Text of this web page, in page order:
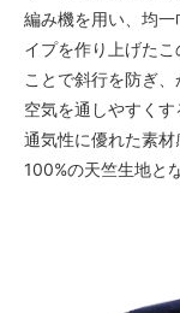
編み機を用い、均
イプを作り上げた
ことで斜行を防ぎ
空気を通しやすく
通気性に優れた素
100%の天竺生地と